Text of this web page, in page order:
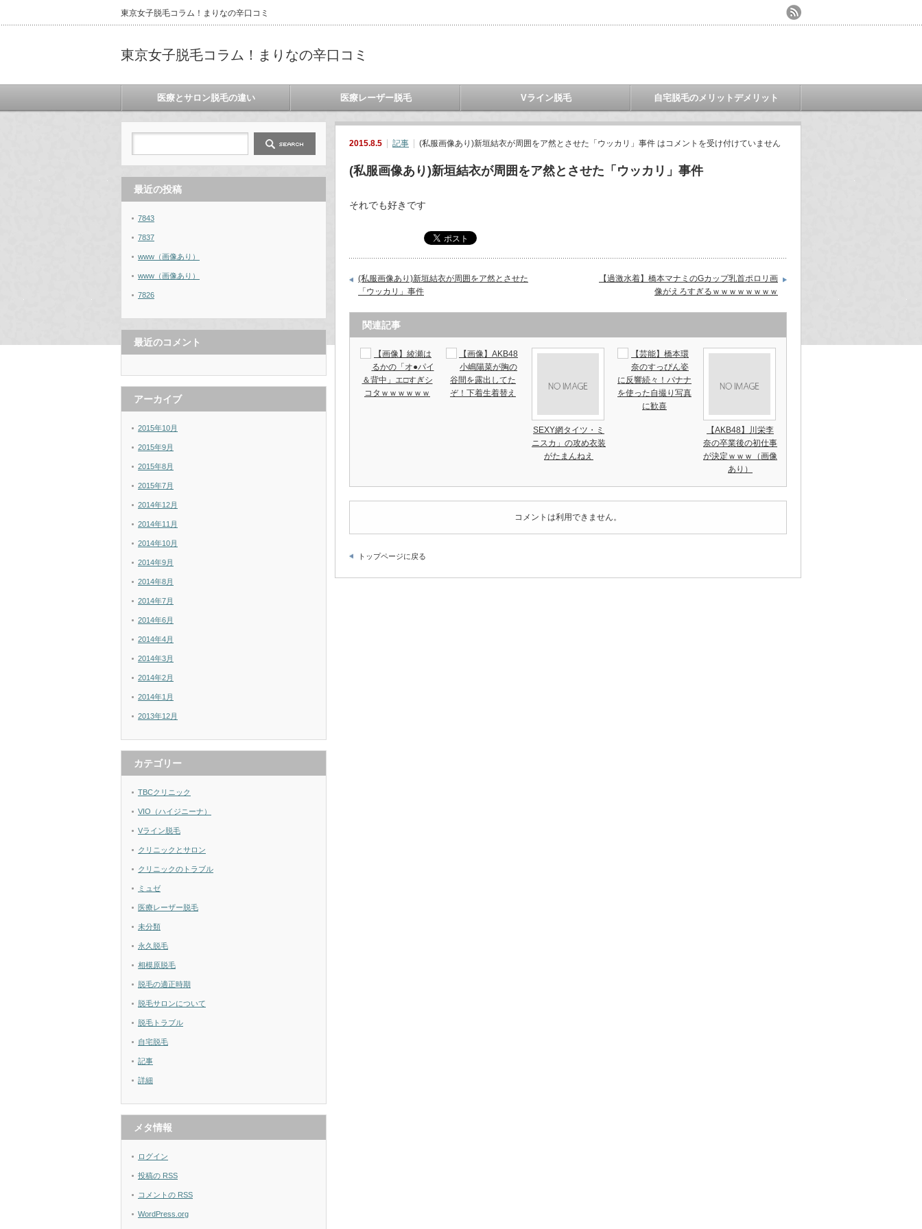
東京女子脱毛コラム！まりなの辛口コミ
東京女子脱毛コラム！まりなの辛口コミ
医療とサロン脱毛の違い 医療レーザー脱毛 Vライン脱毛 自宅脱毛のメリットデメリット
2015.8.5 記事 (私服画像あり)新垣結衣が周囲をア然とさせた「ウッカリ」事件 はコメントを受け付けていません
(私服画像あり)新垣結衣が周囲をア然とさせた「ウッカリ」事件
それでも好きです
(私服画像あり)新垣結衣が周囲をア然とさせた
「ウッカリ」事件
【過激水着】橋本マナミのGカップ乳首ポロリ画
像がえろすぎるｗｗｗｗｗｗｗｗ
関連記事
【画像】綾瀬は
るかの「オ●パイ
＆背中」エ□すぎシ
コタｗｗｗｗｗｗ
【画像】AKB48
小嶋陽菜が胸の
谷間を露出してた
ぞ！下着生着替え
SEXY網タイツ・ミ
ニスカ」の攻め衣装
がたまんねえ
【芸能】橋本環
奈のすっぴん姿
に反響続々！バナナ
を使った自撮り写真
に歓喜
【AKB48】川栄李
奈の卒業後の初仕事
が決定ｗｗｗ（画像
あり）
コメントは利用できません。
トップページに戻る
最近の投稿
7843
7837
www（画像あり）
www（画像あり）
7826
最近のコメント
アーカイブ
2015年10月
2015年9月
2015年8月
2015年7月
2014年12月
2014年11月
2014年10月
2014年9月
2014年8月
2014年7月
2014年6月
2014年4月
2014年3月
2014年2月
2014年1月
2013年12月
カテゴリー
TBCクリニック
VIO（ハイジニーナ）
Vライン脱毛
クリニックとサロン
クリニックのトラブル
ミュゼ
医療レーザー脱毛
未分類
永久脱毛
相模原脱毛
脱毛の適正時期
脱毛サロンについて
脱毛トラブル
自宅脱毛
記事
詳細
メタ情報
ログイン
投稿の RSS
コメントの RSS
WordPress.org